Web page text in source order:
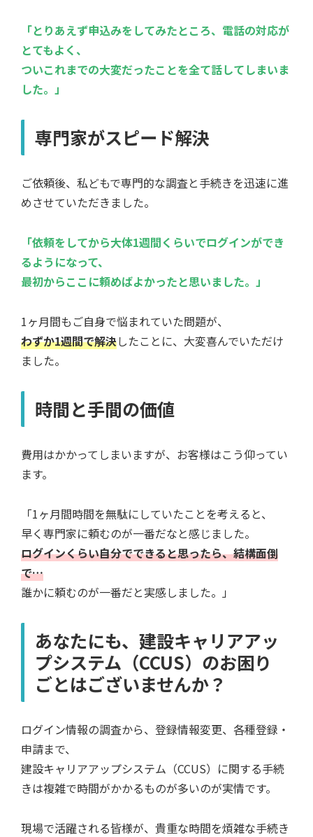
「とりあえず申込みをしてみたところ、電話の対応が
とてもよく、
ついこれまでの大変だったことを全て話してしまいま
した。」
専門家がスピード解決
ご依頼後、私どもで専門的な調査と手続きを迅速に進
めさせていただきました。
「依頼をしてから大体1週間くらいでログインができ
るようになって、
最初からここに頼めばよかったと思いました。」
1ヶ月間もご自身で悩まれていた問題が、
わずか1週間で解決したことに、大変喜んでいただけ
ました。
時間と手間の価値
費用はかかってしまいますが、お客様はこう仰ってい
ます。
「1ヶ月間時間を無駄にしていたことを考えると、
早く専門家に頼むのが一番だなと感じました。
ログインくらい自分でできると思ったら、結構面倒
で…
誰かに頼むのが一番だと実感しました。」
あなたにも、建設キャリアアッ
プシステム（CCUS）のお困り
ごとはございませんか？
ログイン情報の調査から、登録情報変更、各種登録・
申請まで、
建設キャリアアップシステム（CCUS）に関する手続
きは複雑で時間がかかるものが多いのが実情です。
現場で活躍される皆様が、貴重な時間を煩雑な手続き